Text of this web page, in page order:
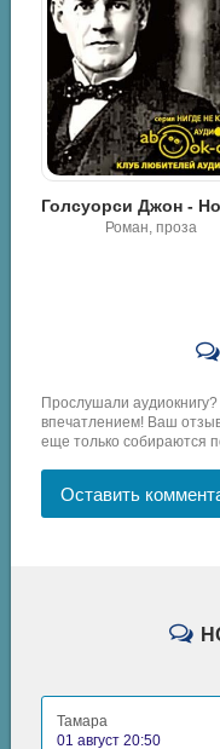
02_02
02_03
02_04
02_05
02_06
02_07
02_12
03. Без вымысла
03_02
Роман, проза
Прослушали
впечатлением! Ваш
еще только собираются
Оставить
Тамара
01 август 20:50